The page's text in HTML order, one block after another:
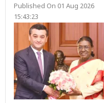
Published On 01 Aug 2026
15:43:23